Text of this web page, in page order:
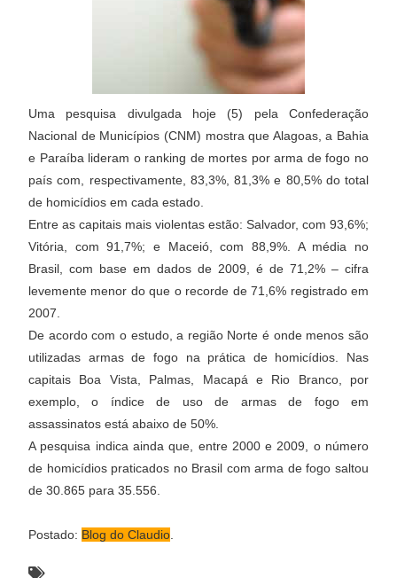
Uma pesquisa divulgada hoje (5) pela Confederação
Nacional de Municípios (CNM) mostra que Alagoas, a Bahia
e Paraíba lideram o ranking de mortes por arma de fogo no
país com, respectivamente, 83,3%, 81,3% e 80,5% do total
de homicídios em cada estado.
Entre as capitais mais violentas estão: Salvador, com 93,6%;
Vitória, com 91,7%; e Maceió, com 88,9%. A média no
Brasil, com base em dados de 2009, é de 71,2% – cifra
levemente menor do que o recorde de 71,6% registrado em
2007.
De acordo com o estudo, a região Norte é onde menos são
utilizadas armas de fogo na prática de homicídios. Nas
capitais Boa Vista, Palmas, Macapá e Rio Branco, por
exemplo, o índice de uso de armas de fogo em
assassinatos está abaixo de 50%.
A pesquisa indica ainda que, entre 2000 e 2009, o número
de homicídios praticados no Brasil com arma de fogo saltou
de 30.865 para 35.556.
Postado: Blog do Claudio